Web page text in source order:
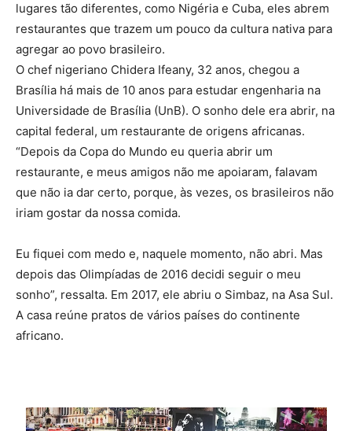
lugares tão diferentes, como Nigéria e Cuba, eles abrem
restaurantes que trazem um pouco da cultura nativa para
agregar ao povo brasileiro.
O chef nigeriano Chidera Ifeany, 32 anos, chegou a
Brasília há mais de 10 anos para estudar engenharia na
Universidade de Brasília (UnB). O sonho dele era abrir, na
capital federal, um restaurante de origens africanas.
“Depois da Copa do Mundo eu queria abrir um
restaurante, e meus amigos não me apoiaram, falavam
que não ia dar certo, porque, às vezes, os brasileiros não
iriam gostar da nossa comida.
Eu fiquei com medo e, naquele momento, não abri. Mas
depois das Olimpíadas de 2016 decidi seguir o meu
sonho”, ressalta. Em 2017, ele abriu o Simbaz, na Asa Sul.
A casa reúne pratos de vários países do continente
africano.